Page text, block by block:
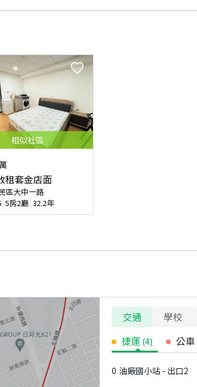
相似社區
租套金店面
區大中一路
5房2廳 32.2年
交通 學校
捷運 (4) 公車
0 油廠國小站 - 出口2